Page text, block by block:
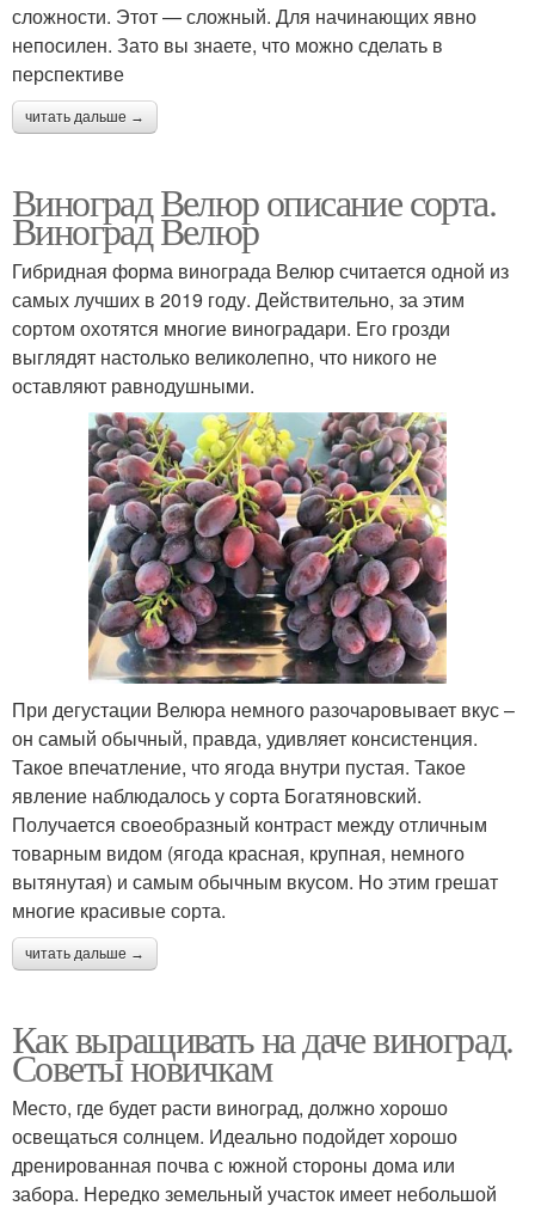
сложности. Этот — сложный. Для начинающих явно
непосилен. Зато вы знаете, что можно сделать в
перспективе
читать дальше →
Виноград Велюр описание сорта.
Виноград Велюр
Гибридная форма винограда Велюр считается одной из
самых лучших в 2019 году. Действительно, за этим
сортом охотятся многие виноградари. Его грозди
выглядят настолько великолепно, что никого не
оставляют равнодушными.
При дегустации Велюра немного разочаровывает вкус –
он самый обычный, правда, удивляет консистенция.
Такое впечатление, что ягода внутри пустая. Такое
явление наблюдалось у сорта Богатяновский.
Получается своеобразный контраст между отличным
товарным видом (ягода красная, крупная, немного
вытянутая) и самым обычным вкусом. Но этим грешат
многие красивые сорта.
читать дальше →
Как выращивать на даче виноград.
Советы новичкам
Место, где будет расти виноград, должно хорошо
освещаться солнцем. Идеально подойдет хорошо
дренированная почва с южной стороны дома или
забора. Нередко земельный участок имеет небольшой